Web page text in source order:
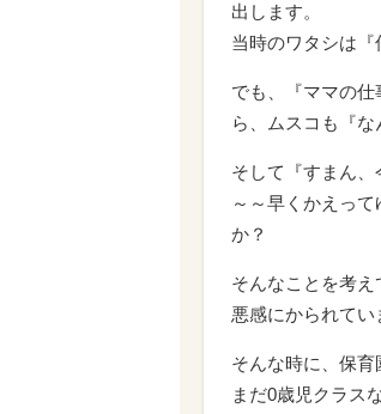
出します。
当時のワタシは『
でも、『ママの
ら、ムスコも『
そして『すまん
～～早くかえっ
か？
そんなことを考
悪感にかられてい
そんな時に、保育
まだ0歳児クラス